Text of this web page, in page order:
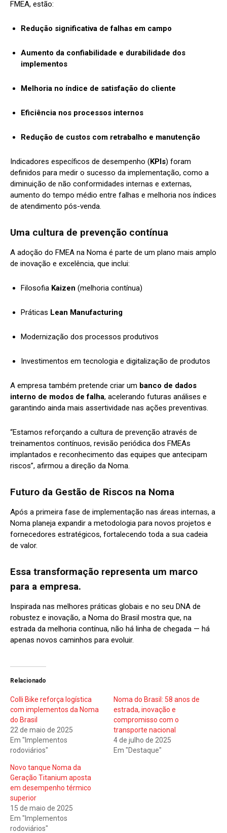
FMEA, estão:
Redução significativa de falhas em campo
Aumento da confiabilidade e durabilidade dos
implementos
Melhoria no índice de satisfação do cliente
Eficiência nos processos internos
Redução de custos com retrabalho e manutenção
Indicadores específicos de desempenho (KPIs) foram
definidos para medir o sucesso da implementação, como a
diminuição de não conformidades internas e externas,
aumento do tempo médio entre falhas e melhoria nos índices
de atendimento pós-venda.
Uma cultura de prevenção contínua
A adoção do FMEA na Noma é parte de um plano mais amplo
de inovação e excelência, que inclui:
Filosofia Kaizen (melhoria contínua)
Práticas Lean Manufacturing
Modernização dos processos produtivos
Investimentos em tecnologia e digitalização de produtos
A empresa também pretende criar um banco de dados
interno de modos de falha, acelerando futuras análises e
garantindo ainda mais assertividade nas ações preventivas.
“Estamos reforçando a cultura de prevenção através de
treinamentos contínuos, revisão periódica dos FMEAs
implantados e reconhecimento das equipes que antecipam
riscos”, afirmou a direção da Noma.
Futuro da Gestão de Riscos na Noma
Após a primeira fase de implementação nas áreas internas, a
Noma planeja expandir a metodologia para novos projetos e
fornecedores estratégicos, fortalecendo toda a sua cadeia
de valor.
Essa transformação representa um marco
para a empresa.
Inspirada nas melhores práticas globais e no seu DNA de
robustez e inovação, a Noma do Brasil mostra que, na
estrada da melhoria contínua, não há linha de chegada — há
apenas novos caminhos para evoluir.
Relacionado
Colli Bike reforça logística
com implementos da Noma
do Brasil
22 de maio de 2025
Em "Implementos
rodoviários"
Noma do Brasil: 58 anos de
estrada, inovação e
compromisso com o
transporte nacional
4 de julho de 2025
Em "Destaque"
Novo tanque Noma da
Geração Titanium aposta
em desempenho térmico
superior
15 de maio de 2025
Em "Implementos
rodoviários"